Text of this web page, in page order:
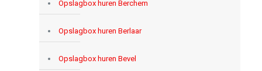
Opslagbox huren Berchem
Opslagbox huren Berlaar
Opslagbox huren Bevel